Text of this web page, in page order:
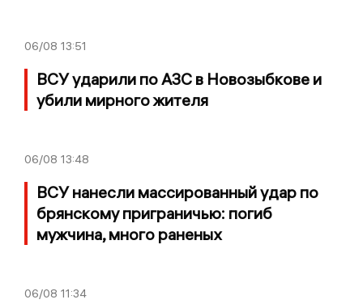
06/08 13:51
ВСУ ударили по АЗС в Новозыбкове и
убили мирного жителя
06/08 13:48
ВСУ нанесли массированный удар по
брянскому приграничью: погиб
мужчина, много раненых
06/08 11:34